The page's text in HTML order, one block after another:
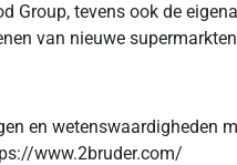
tevens ook de
van nieuwe
en wetenswaardigheden
www.2bruder.com/